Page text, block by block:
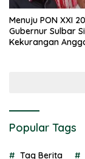
Menuju PON XXI
Gubernur Sulbar
Kekurangan
Popular Tags
Tag Berita